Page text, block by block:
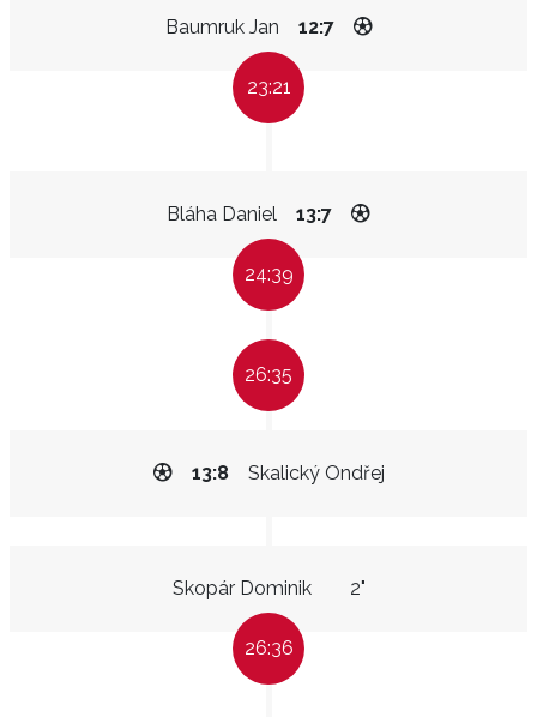
Baumruk Jan 12:7
23:21
Bláha Daniel 13:7
24:39
26:35
Skalický Ondřej
13:8
Skopár Dominik 2"
26:36